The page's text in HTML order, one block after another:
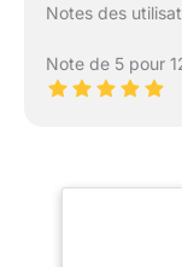
Notes des
Note de 5 pour